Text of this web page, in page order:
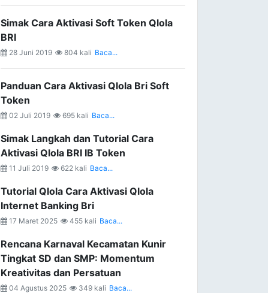
Simak Cara Aktivasi Soft Token Qlola
BRI
28 Juni 2019 804 kali Baca...
Panduan Cara Aktivasi Qlola Bri Soft
Token
02 Juli 2019 695 kali Baca...
Simak Langkah dan Tutorial Cara
Aktivasi Qlola BRI IB Token
11 Juli 2019 622 kali Baca...
Tutorial Qlola Cara Aktivasi Qlola
Internet Banking Bri
17 Maret 2025 455 kali Baca...
Rencana Karnaval Kecamatan Kunir
Tingkat SD dan SMP: Momentum
Kreativitas dan Persatuan
04 Agustus 2025 349 kali Baca...